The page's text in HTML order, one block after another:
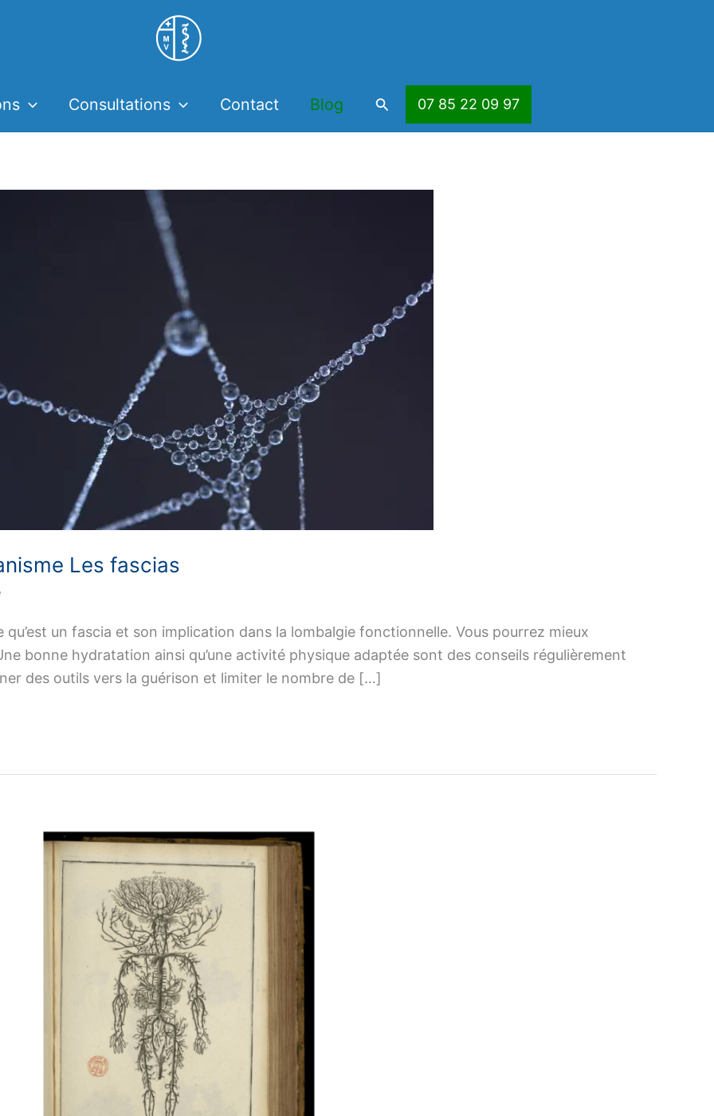
Consultations Contact Blog Rechercher07 85 22 09 97
Les fascias
un fascia et son implication dans la lombalgie fonctionnelle. Vous pourrez mieux
bonne hydratation ainsi qu’une activité physique adaptée sont des conseils régulièrement
des outils vers la guérison et limiter le nombre de […]